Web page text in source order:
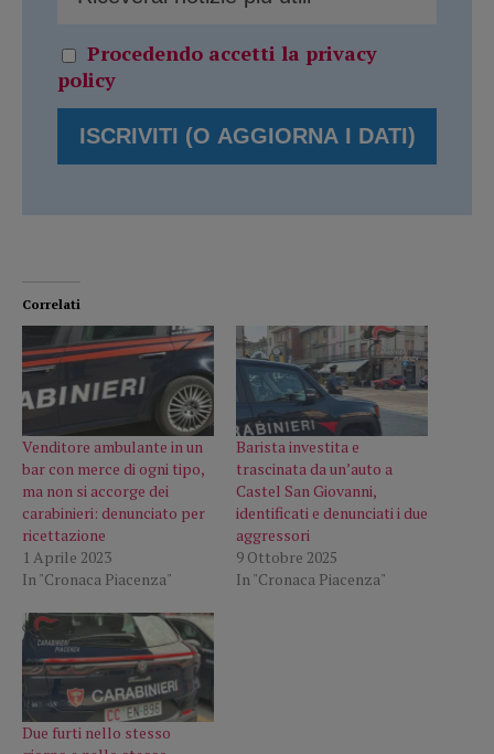
Procedendo accetti la privacy
policy
Correlati
Venditore ambulante in un
bar con merce di ogni tipo,
ma non si accorge dei
carabinieri: denunciato per
ricettazione
1 Aprile 2023
In "Cronaca Piacenza"
Barista investita e
trascinata da un’auto a
Castel San Giovanni,
identificati e denunciati i due
aggressori
9 Ottobre 2025
In "Cronaca Piacenza"
Due furti nello stesso